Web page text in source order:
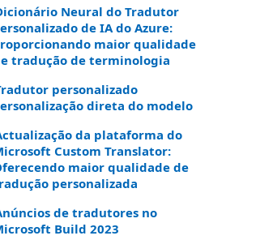
Neural do Tradutor
de IA do Azure:
maior qualidade
tradução de terminologia
personalizado
direta do modelo
da plataforma do
Custom Translator:
maior qualidade de
personalizada
de tradutores no
Build 2023